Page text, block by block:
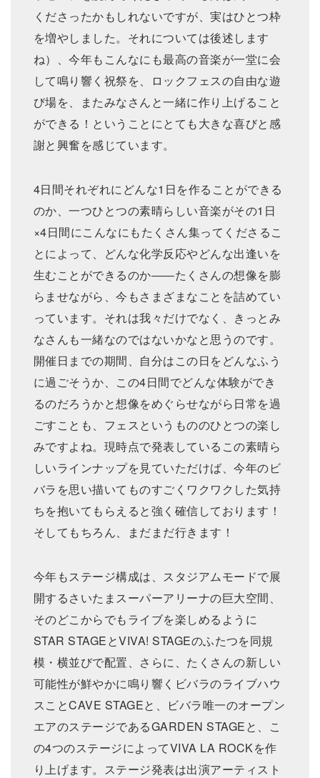
くださったかもしれないですが、実はひとつ枠
を増やしました。それについては後述します
ね）、今年もこんなにも最⾼の⾳楽が⼀堂に会
して鳴り響く祝祭を、ロックフェスの⾃由な遊
び場を、またみなさんと⼀緒に作り上げること
ができる！ということにとても⼤きな喜びと感
謝と興奮を感じています。
4⽇間それぞれにどんな1⽇を作ることができる
のか、⼀つひとつの素晴らしい⾳楽がその1⽇
×4⽇間にこんなにもたくさん集ってくださるこ
とによって、どんな化学反応やどんな出逢いを
⽣むことができるのか――たくさんの想像を膨
らませながら、今もさまざまなことを詰めてい
っています。それは我々だけでなく、きっとみ
なさんも⼀緒なのではないかなと思うのです。
開催⽇までの期間、⾃分はこの⽇をどんなふう
に過ごそうか、この4⽇間でどんな体験ができ
るのだろうかと想像をめぐらせながら⽇常を過
ごすことも、フェスというもののひとつの楽し
みですよね。現時点で発表しているこの素晴ら
しいラインナップを⾒ていただけば、今年のビ
バラを思い描いてものすごくワクワクした気持
ちを抱いてもらえると強く確信しております！
そしてもちろん、まだまだ⾏きます！
今年もステージ構成は、スタジアムモードで展
開するさいたまスーパーアリーナの巨⼤空間、
そのどこからでもライブを楽しめるように
STAR STAGEとVIVA! STAGEのふたつを同規
模・横並びで配置、さらに、たくさんの新しい
可能性が鮮やかに鳴り響くビバラのライブハウ
スことCAVE STAGEと、ビバラ唯⼀のオープン
エアのステージであるGARDEN STAGEと、こ
の4つのステージによってVIVA LA ROCKを作
り上げます。ステージ発表は出演アーティスト